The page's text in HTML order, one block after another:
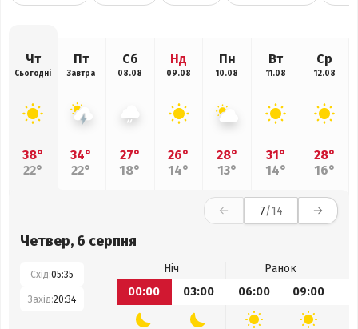
Чт
Сьогодні
38°
22°
Пт
Завтра
34°
22°
Сб
08.08
27°
18°
Нд
09.08
26°
14°
Пн
10.08
28°
13°
Вт
11.08
31°
14°
Ср
12.08
28°
16°
7/14
Четвер, 6 серпня
Схід:05:35
Захід:20:34
Ніч
Ранок
00:00
03:00 06:00 09:00